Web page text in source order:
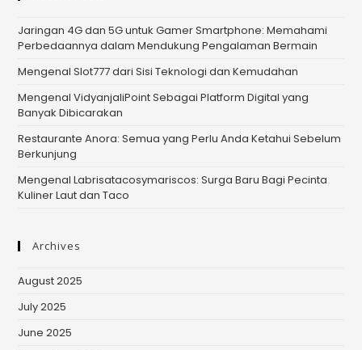
Jaringan 4G dan 5G untuk Gamer Smartphone: Memahami
Perbedaannya dalam Mendukung Pengalaman Bermain
Mengenal Slot777 dari Sisi Teknologi dan Kemudahan
Mengenal VidyanjaliPoint Sebagai Platform Digital yang
Banyak Dibicarakan
Restaurante Anora: Semua yang Perlu Anda Ketahui Sebelum
Berkunjung
Mengenal Labrisatacosymariscos: Surga Baru Bagi Pecinta
Kuliner Laut dan Taco
Archives
August 2025
July 2025
June 2025